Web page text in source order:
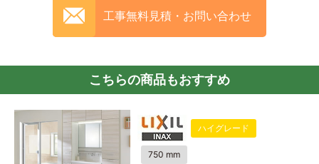
工事無料見積・お問い合わせ
こちらの商品もおすすめ
ハイグレード
750 mm